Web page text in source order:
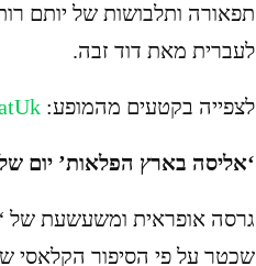
תפאורה ותלבושות של יותם
לעברית מאת דוד זבה.
לצפייה בקטעים מהמופע:
‘אליסה בארץ הפלאות’ יום שלישי 7.3.23 שעה
גרסה אופראית ומשעשעת של
שכטר על פי הסיפור הקלאסי